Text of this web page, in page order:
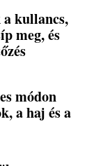
kullancs,
meg, és
módon
a haj és a